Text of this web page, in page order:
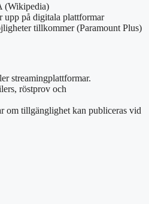
(Wikipedia)
upp på digitala plattformar
tillkommer (Paramount Plus)
streamingplattformar.
röstprov och
om tillgänglighet kan publiceras vid